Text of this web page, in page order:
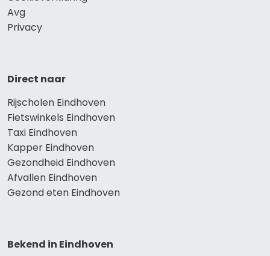
Avg
Privacy
Direct naar
Rijscholen Eindhoven
Fietswinkels Eindhoven
Taxi Eindhoven
Kapper Eindhoven
Gezondheid Eindhoven
Afvallen Eindhoven
Gezond eten Eindhoven
Bekend in Eindhoven